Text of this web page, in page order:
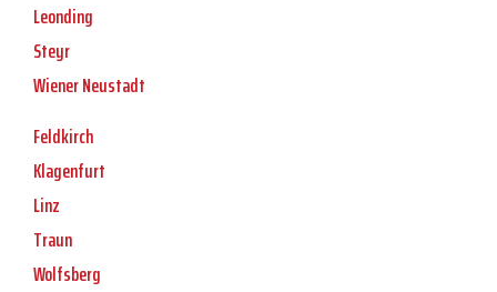
Leonding
Steyr
Wiener Neustadt
Feldkirch
Klagenfurt
Linz
Traun
Wolfsberg